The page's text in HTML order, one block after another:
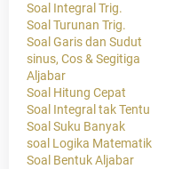
Soal Integral Trig.
Soal Turunan Trig.
Soal Garis dan Sudut
sinus, Cos & Segitiga
Aljabar
Soal Hitung Cepat
Soal Integral tak Tentu
Soal Suku Banyak
soal Logika Matematik
Soal Bentuk Aljabar